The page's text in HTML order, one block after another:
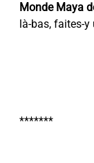
Monde Maya
là-bas, faites-y
*******